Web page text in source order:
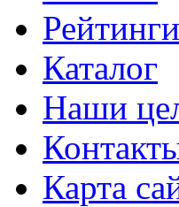
Рейтинги
Каталог
Наши
Карта